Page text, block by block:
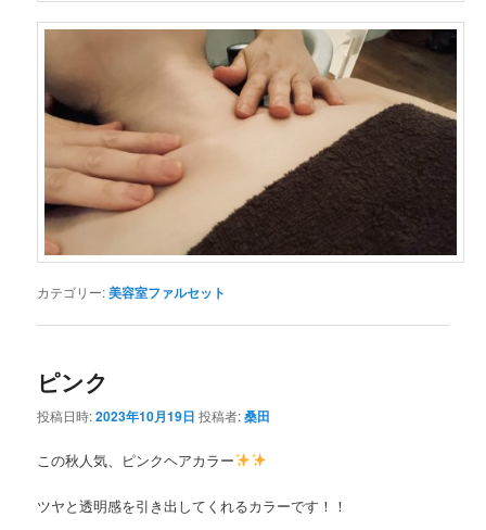
カテゴリー:美容室ファルセット
ピンク
投稿日時:2023年10月19日 投稿者:桑田
この秋人気、ピンクヘアカラー
ツヤと透明感を引き出してくれるカラーです！！